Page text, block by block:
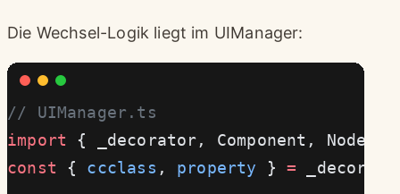
Die Wechsel-Logik liegt im UIManager:
// UIManager.ts
import { _decorator, Component, Node,
const { ccclass , property } =